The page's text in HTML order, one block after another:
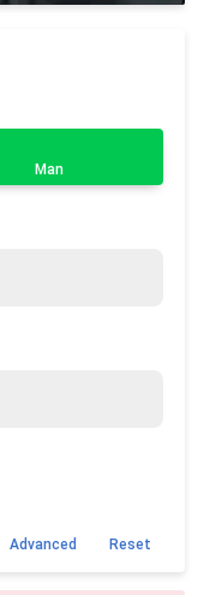
Man
Advanced Reset